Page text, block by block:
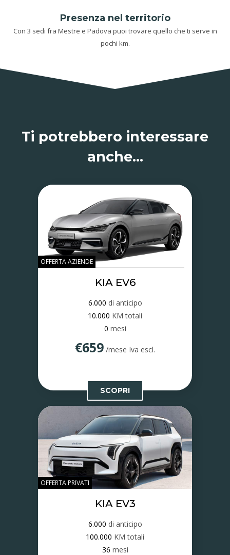
Presenza nel territorio
Con 3 sedi fra Mestre e Padova puoi trovare quello che ti serve in
pochi km.
Ti potrebbero interessare
anche…
OFFERTA AZIENDE
KIA EV6
6.000 di anticipo
10.000 KM totali
0 mesi
€659 /mese Iva escl.
SCOPRI
OFFERTA PRIVATI
KIA EV3
6.000 di anticipo
100.000 KM totali
36 mesi